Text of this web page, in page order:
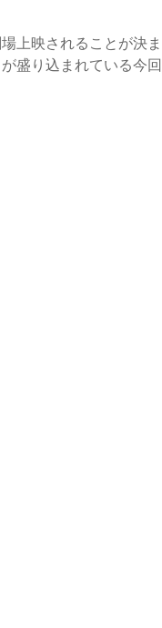
上映されることが決ま
盛り込まれている今回